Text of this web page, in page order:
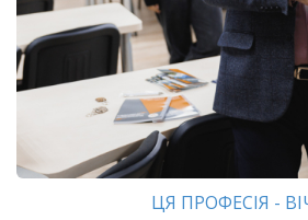
ЦЯ ПРОФЕСІЯ -